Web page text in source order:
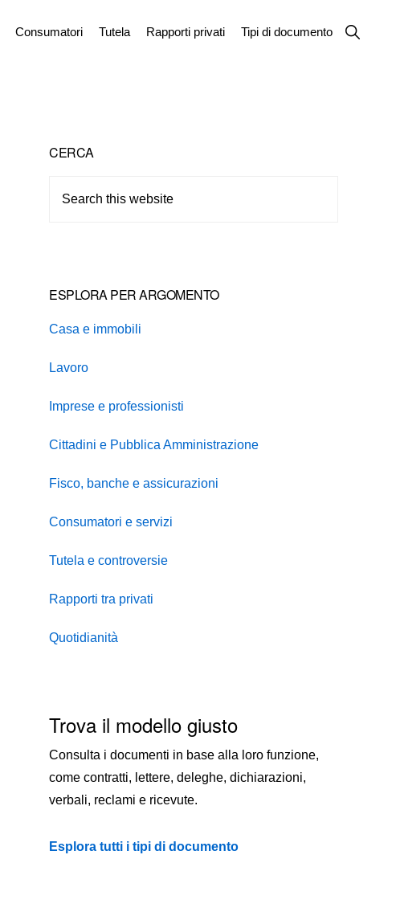
Consumatori Tutela Rapporti privati Tipi di documento
Show
Search
Primary
Sidebar
CERCA
ESPLORA PER ARGOMENTO
Casa e immobili
Lavoro
Imprese e professionisti
Cittadini e Pubblica Amministrazione
Fisco, banche e assicurazioni
Consumatori e servizi
Tutela e controversie
Rapporti tra privati
Quotidianità
Trova il modello giusto
Consulta i documenti in base alla loro funzione,
come contratti, lettere, deleghe, dichiarazioni,
verbali, reclami e ricevute.
Esplora tutti i tipi di documento